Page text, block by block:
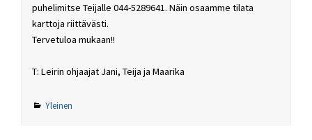
puhelimitse Teijalle 044-5289641. Näin osaamme tilata
karttoja riittävästi.
Tervetuloa mukaan!!
T: Leirin ohjaajat Jani, Teija ja Maarika
Yleinen